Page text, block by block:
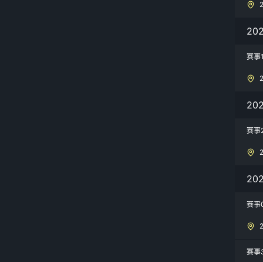
赛事
赛事
赛事
赛事